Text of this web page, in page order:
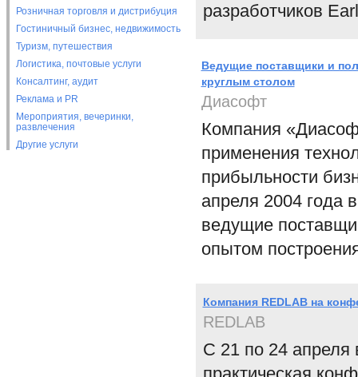
Розничная торговля и дистрибуция
Гостиничный бизнес, недвижимость
Туризм, путешествия
Логистика, почтовые услуги
Консалтинг, аудит
Реклама и PR
Мероприятия, вечеринки,
развлечения
Другие услуги
разработчиков
Ведущие поставщики и
круглым столом
Диасофт
Компания
применения
прибыльности
апреля 2004 года
ведущие
опытом
Компания REDLAB на
REDLAB
С 21 по 24 апреля